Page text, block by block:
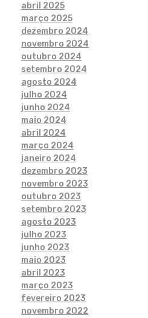
abril 2025
março 2025
dezembro 2024
novembro 2024
outubro 2024
setembro 2024
agosto 2024
julho 2024
junho 2024
maio 2024
abril 2024
março 2024
janeiro 2024
dezembro 2023
novembro 2023
outubro 2023
setembro 2023
agosto 2023
julho 2023
junho 2023
maio 2023
abril 2023
março 2023
fevereiro 2023
novembro 2022